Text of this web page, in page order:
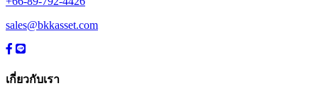
sales@bkkasset.com
เกี่ยวกับเรา